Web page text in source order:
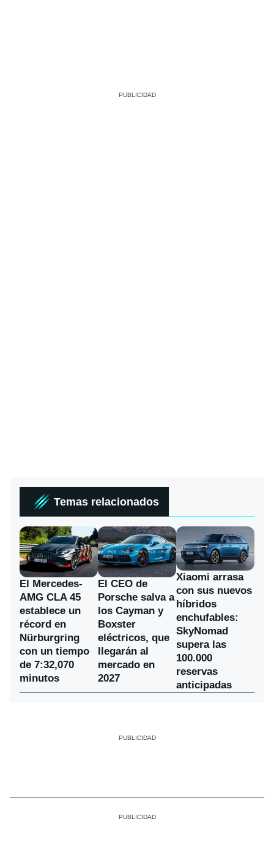
Temas relacionados
El Mercedes-
AMG CLA 45
establece un
récord en
Nürburgring
con un tiempo
de 7:32,070
minutos
El CEO de
Porsche salva a
los Cayman y
Boxster
eléctricos, que
llegarán al
mercado en
2027
Xiaomi arrasa
con sus nuevos
híbridos
enchufables:
SkyNomad
supera las
100.000
reservas
anticipadas